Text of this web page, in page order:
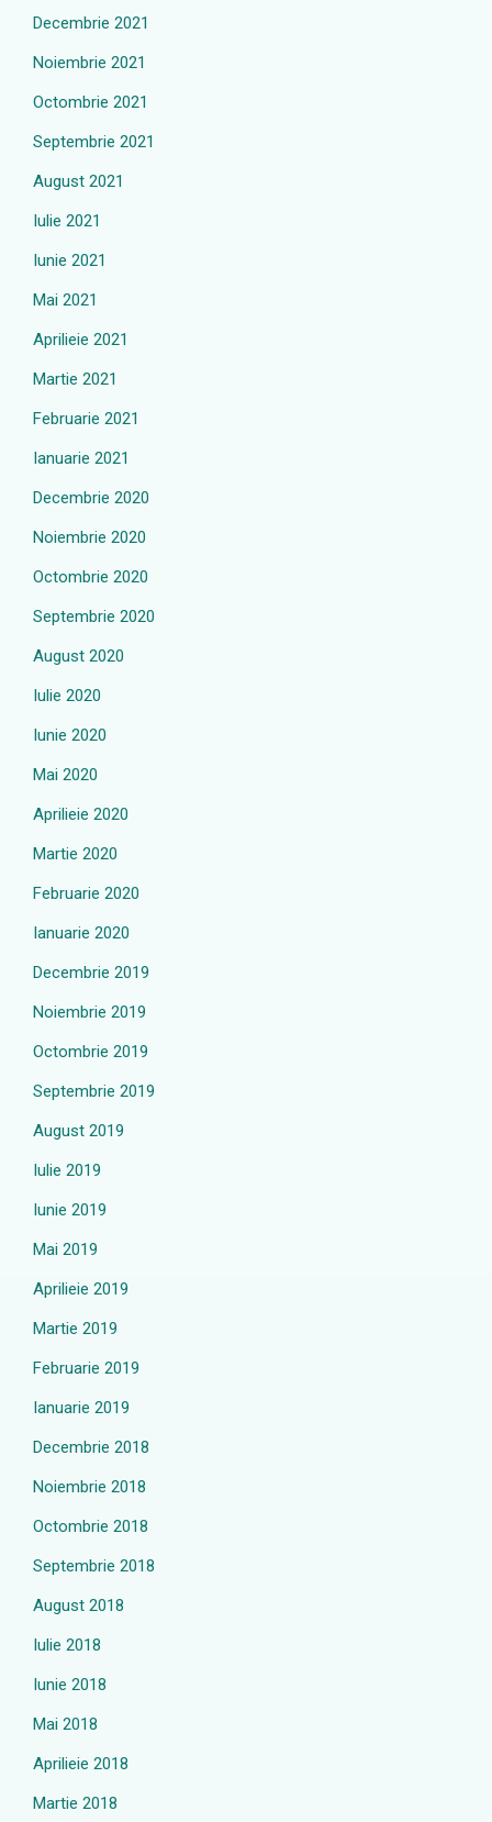
Decembrie 2021
Noiembrie 2021
Octombrie 2021
Septembrie 2021
August 2021
Iulie 2021
Iunie 2021
Mai 2021
Aprilieie 2021
Martie 2021
Februarie 2021
Ianuarie 2021
Decembrie 2020
Noiembrie 2020
Octombrie 2020
Septembrie 2020
August 2020
Iulie 2020
Iunie 2020
Mai 2020
Aprilieie 2020
Martie 2020
Februarie 2020
Ianuarie 2020
Decembrie 2019
Noiembrie 2019
Octombrie 2019
Septembrie 2019
August 2019
Iulie 2019
Iunie 2019
Mai 2019
Aprilieie 2019
Martie 2019
Februarie 2019
Ianuarie 2019
Decembrie 2018
Noiembrie 2018
Octombrie 2018
Septembrie 2018
August 2018
Iulie 2018
Iunie 2018
Mai 2018
Aprilieie 2018
Martie 2018